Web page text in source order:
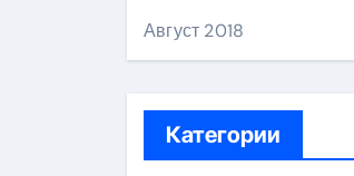
Август 2018
Категории